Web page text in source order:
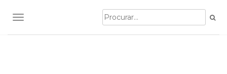
TOGGLE NAVIGATION